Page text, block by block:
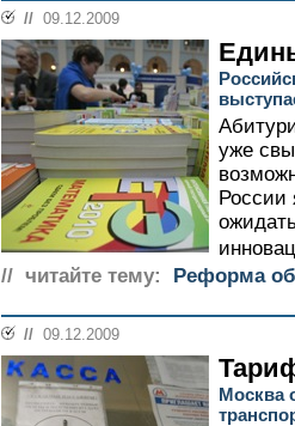
// 09.12.2009
уже
России
// читайте тему:
Реформа
// 09.12.2009
Москва